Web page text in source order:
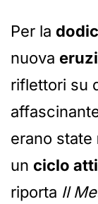
Per la
nuova
riflettori su
erano state
un ciclo
riporta Il